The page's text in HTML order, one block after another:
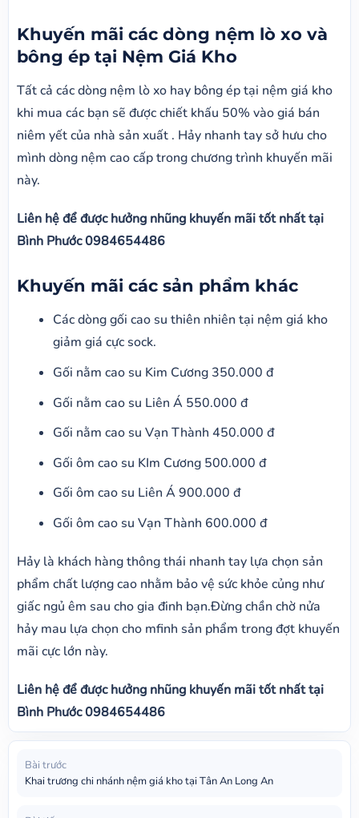
Khuyến mãi các dòng nệm lò xo và
bông ép tại Nệm Giá Kho
Tất cả các dòng nệm lò xo hay bông ép tại nệm giá kho
khi mua các bạn sẽ được chiết khấu 50% vào giá bán
niêm yết của nhà sản xuất . Hảy nhanh tay sở hưu cho
mình dòng nệm cao cấp trong chương trình khuyến mãi
này.
Liên hệ để được hưởng nhũng khuyến mãi tốt nhất tại
Bình Phước 0984654486
Khuyến mãi các sản phẩm khác
Các dòng gối cao su thiên nhiên tại nệm giá kho
giảm giá cực sock.
Gối nằm cao su Kim Cương 350.000 đ
Gối nằm cao su Liên Á 550.000 đ
Gối nằm cao su Vạn Thành 450.000 đ
Gối ôm cao su KIm Cương 500.000 đ
Gối ôm cao su Liên Á 900.000 đ
Gối ôm cao su Vạn Thành 600.000 đ
Hảy là khách hàng thông thái nhanh tay lựa chọn sản
phẩm chất lượng cao nhằm bảo vệ sức khỏe củng như
giấc ngủ êm sau cho gia đinh bạn.Đừng chần chờ nửa
hảy mau lựa chọn cho mfinh sản phẩm trong đợt khuyến
mãi cực lớn này.
Liên hệ để được hưởng nhũng khuyến mãi tốt nhất tại
Bình Phước 0984654486
Bài trước
Khai trương chi nhánh nệm giá kho tại Tân An Long An